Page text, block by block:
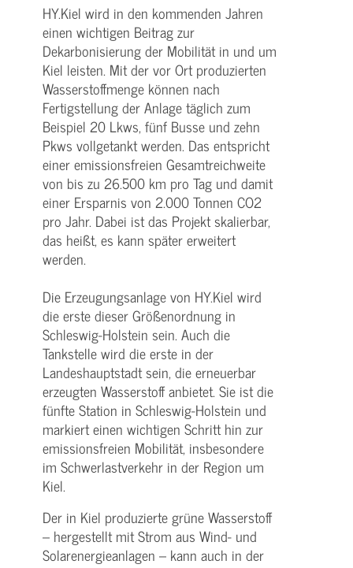
HY.Kiel wird in den kommenden Jahren
einen wichtigen Beitrag zur
Dekarbonisierung der Mobilität in und um
Kiel leisten. Mit der vor Ort produzierten
Wasserstoffmenge können nach
Fertigstellung der Anlage täglich zum
Beispiel 20 Lkws, fünf Busse und zehn
Pkws vollgetankt werden. Das entspricht
einer emissionsfreien Gesamtreichweite
von bis zu 26.500 km pro Tag und damit
einer Ersparnis von 2.000 Tonnen CO2
pro Jahr. Dabei ist das Projekt skalierbar,
das heißt, es kann später erweitert
werden.
Die Erzeugungsanlage von HY.Kiel wird
die erste dieser Größenordnung in
Schleswig-Holstein sein. Auch die
Tankstelle wird die erste in der
Landeshauptstadt sein, die erneuerbar
erzeugten Wasserstoff anbietet. Sie ist die
fünfte Station in Schleswig-Holstein und
markiert einen wichtigen Schritt hin zur
emissionsfreien Mobilität, insbesondere
im Schwerlastverkehr in der Region um
Kiel.
Der in Kiel produzierte grüne Wasserstoff
– hergestellt mit Strom aus Wind- und
Solarenergieanlagen – kann auch in der